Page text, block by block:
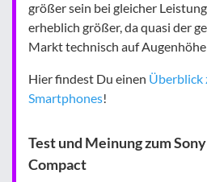
größer sein bei gleicher
erheblich größer, da quasi der
Markt technisch auf Augenhöhe
Hier findest Du einen Überblick
Smartphones!
Test und Meinung zum
Compact